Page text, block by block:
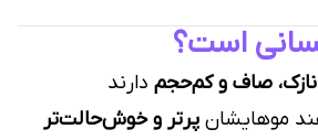
است؟
نازک، صاف و کم‌حجم دارند
موهایشان پرتر و خوش‌حالت‌تر